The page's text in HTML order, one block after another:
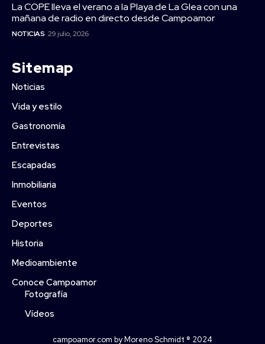
La COPE lleva el verano a la Playa de La Glea con una
mañana de radio en directo desde Campoamor
NOTICIAS 29 julio, 2026
Sitemap
Noticias
Vida y estilo
Gastronomía
Entrevistas
Escapadas
Inmobiliaria
Eventos
Deportes
Historia
Medioambiente
Conoce Campoamor
Fotografía
Vídeos
campoamor.com by Moreno Schmidt ® 2024